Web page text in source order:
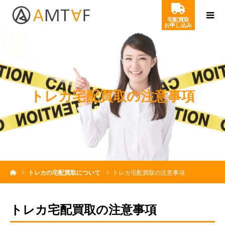
宅配買取
お申し込み
トレカ宅配買取の注意事項
トレカの宅配買取について トレカ宅配買取の注意事項
トレカ宅配買取の注意事項